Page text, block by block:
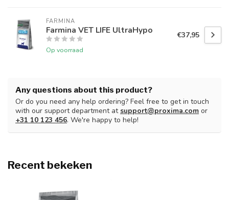
FARMINA
Farmina VET LIFE UltraHypo
Op voorraad
€37,95
Any questions about this product?
Or do you need any help ordering? Feel free to get in touch
with our support department atsupport@proxima.com or
+31 10 123 456. We're happy to help!
Recent bekeken